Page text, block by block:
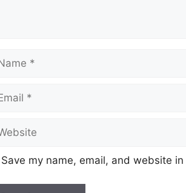
Save my name, email, and website